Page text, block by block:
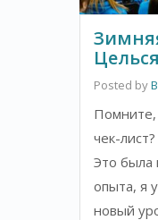
Posted by
Помните,
чек-
Это была
опыта, я
новый